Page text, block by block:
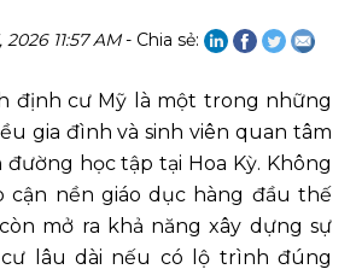
2026 11:57 AM- Chia sẻ:
định cư Mỹ là một trong những
gia đình và sinh viên quan tâm
đường học tập tại Hoa Kỳ. Không
cận nền giáo dục hàng đầu thế
mở ra khả năng xây dựng sự
lâu dài nếu có lộ trình đúng